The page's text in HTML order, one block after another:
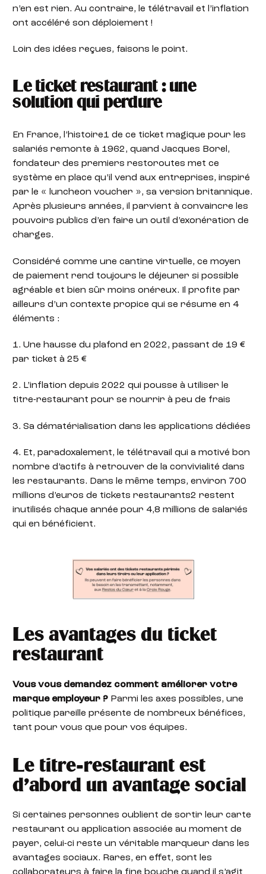
n’en est rien. Au contraire, le télétravail et l’inflation
ont accéléré son déploiement !
Loin des idées reçues, faisons le point.
Le ticket restaurant : une
solution qui perdure
En France, l’histoire1 de ce ticket magique pour les
salariés remonte à 1962, quand Jacques Borel,
fondateur des premiers restoroutes met ce
système en place qu’il vend aux entreprises, inspiré
par le « luncheon voucher », sa version britannique.
Après plusieurs années, il parvient à convaincre les
pouvoirs publics d’en faire un outil d’exonération de
charges.
Considéré comme une cantine virtuelle, ce moyen
de paiement rend toujours le déjeuner si possible
agréable et bien sûr moins onéreux. Il profite par
ailleurs d’un contexte propice qui se résume en 4
éléments :
1. Une hausse du plafond en 2022, passant de 19 €
par ticket à 25 €
2. L’inflation depuis 2022 qui pousse à utiliser le
titre-restaurant pour se nourrir à peu de frais
3. Sa dématérialisation dans les applications dédiées
4. Et, paradoxalement, le télétravail qui a motivé bon
nombre d’actifs à retrouver de la convivialité dans
les restaurants. Dans le même temps, environ 700
millions d’euros de tickets restaurants2 restent
inutilisés chaque année pour 4,8 millions de salariés
qui en bénéficient.
Les avantages du ticket
restaurant
Vous vous demandez comment améliorer votre
marque employeur ? Parmi les axes possibles, une
politique pareille présente de nombreux bénéfices,
tant pour vous que pour vos équipes.
Le titre-restaurant est
d’abord un avantage social
Si certaines personnes oublient de sortir leur carte
restaurant ou application associée au moment de
payer, celui-ci reste un véritable marqueur dans les
avantages sociaux. Rares, en effet, sont les